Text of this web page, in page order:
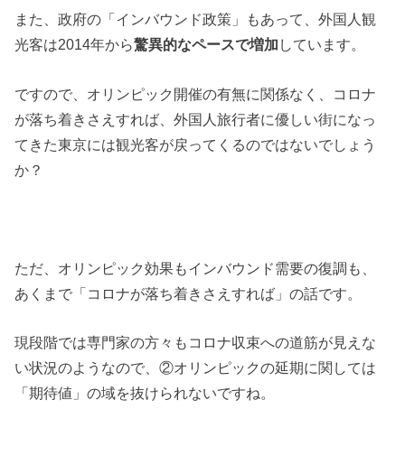
また、政府の「インバウンド政策」もあって、外国人観
光客は2014年から驚異的なペースで増加 しています。
ですので、オリンピック開催の有無に関係なく、コロナ
が落ち着きさえすれば、外国人旅行者に優しい街になっ
てきた東京には観光客が戻ってくるのではないでしょう
か？
ただ、オリンピック効果もインバウンド需要の復調も、
あくまで「コロナが落ち着きさえすれば」の話です。
現段階では専門家の方々もコロナ収束への道筋が見えな
い状況のようなので、②オリンピックの延期に関しては
「期待値」の域を抜けられないですね。